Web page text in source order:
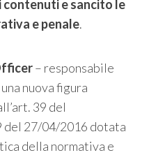
contenuti e sancito le
e penale.
– responsabile
nuova figura
39 del
del 27/04/2016 dotata
della normativa e